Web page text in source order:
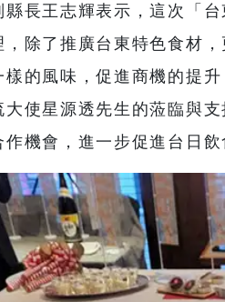
縣長王志輝表示，這次「
，除了推廣台東特色食材
樣的風味，促進商機的提
大使星源透先生的蒞臨與
作機會，進一步促進台日飲